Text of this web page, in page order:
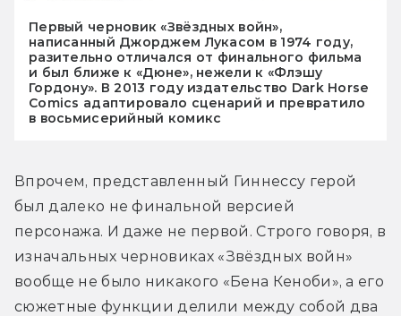
Первый черновик «Звёздных войн»,
написанный Джорджем Лукасом в 1974 году,
разительно отличался от финального фильма
и был ближе к «Дюне», нежели к «Флэшу
Гордону». В 2013 году издательство Dark Horse
Comics адаптировало сценарий и превратило
в восьмисерийный комикс
Впрочем, представленный Гиннессу герой
был далеко не финальной версией
персонажа. И даже не первой. Строго говоря, в
изначальных черновиках «Звёздных войн»
вообще не было никакого «Бена Кеноби», а его
сюжетные функции делили между собой два